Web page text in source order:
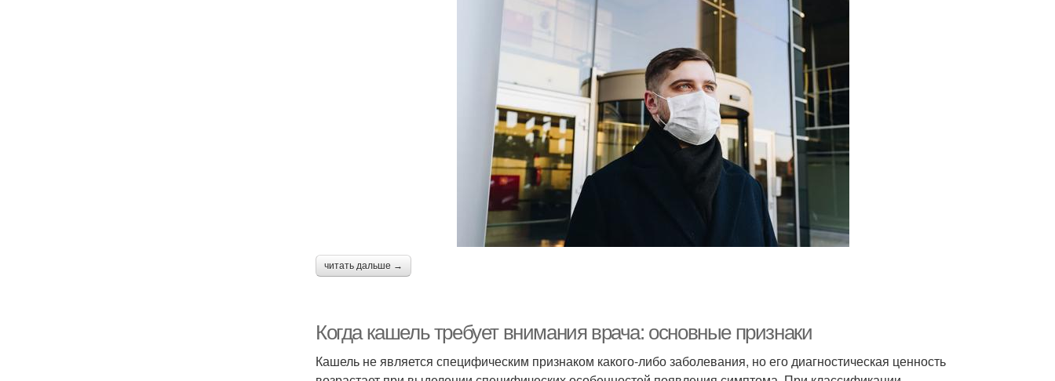
читать дальше →
Когда кашель требует внимания врача: основные признаки
Кашель не является специфическим признаком какого-либо заболевания, но его диагностическая ценность